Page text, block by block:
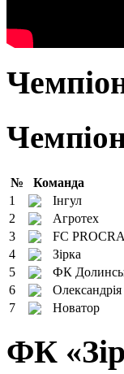
№ Команда
1
Інгул
2
Агротех
3
FC
4
Зірка
5
ФК
6
7
Новатор
ФК